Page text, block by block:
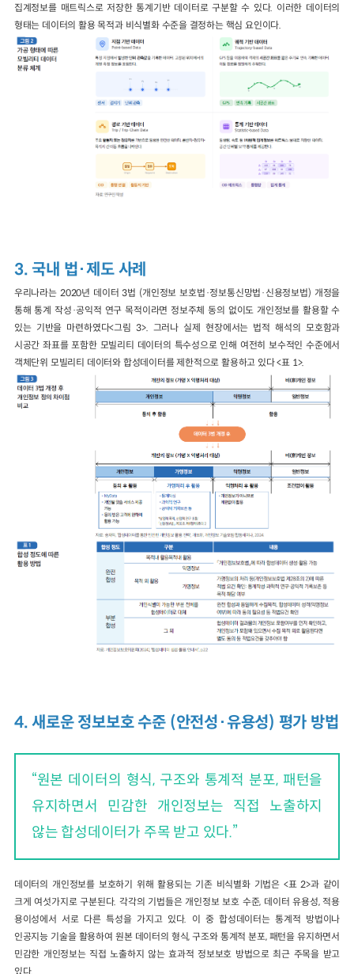
집계정보를 매트릭스로 저장한 통계기반 데이터로 구분할 수 있다. 이러한 데이터의
형태는 데이터의 활용 목적과 비식별화 수준을 결정하는 핵심 요인이다.
3. 국내 법·제도 사례
우리나라는 2020년 데이터 3법 (개인정보 보호법·정보통신망법·신용정보법) 개정을
통해 통계 작성·공익적 연구 목적이라면 정보주체 동의 없이도 개인정보를 활용할 수
있는 기반을 마련하였다<그림 3>. 그러나 실제 현장에서는 법적 해석의 모호함과
시공간 좌표를 포함한 모빌리티 데이터의 특수성으로 인해 여전히 보수적인 수준에서
객체단위 모빌리티 데이터와 합성데이터를 제한적으로 활용하고 있다 <표 1>.
4. 새로운 정보보호 수준 (안전성·유용성) 평가 방법
“원본 데이터의 형식, 구조와 통계적 분포, 패턴을
유지하면서 민감한 개인정보는 직접 노출하지
않는 합성데이터가 주목 받고 있다.”
데이터의 개인정보를 보호하기 위해 활용되는 기존 비식별화 기법은 <표 2>과 같이
크게 여섯가지로 구분된다. 각각의 기법들은 개인정보 보호 수준, 데이터 유용성, 적용
용이성에서 서로 다른 특성을 가지고 있다. 이 중 합성데이터는 통계적 방법이나
인공지능 기술을 활용하여 원본 데이터의 형식, 구조와 통계적 분포, 패턴을 유지하면서
민감한 개인정보는 직접 노출하지 않는 효과적 정보보호 방법으로 최근 주목을 받고
있다.